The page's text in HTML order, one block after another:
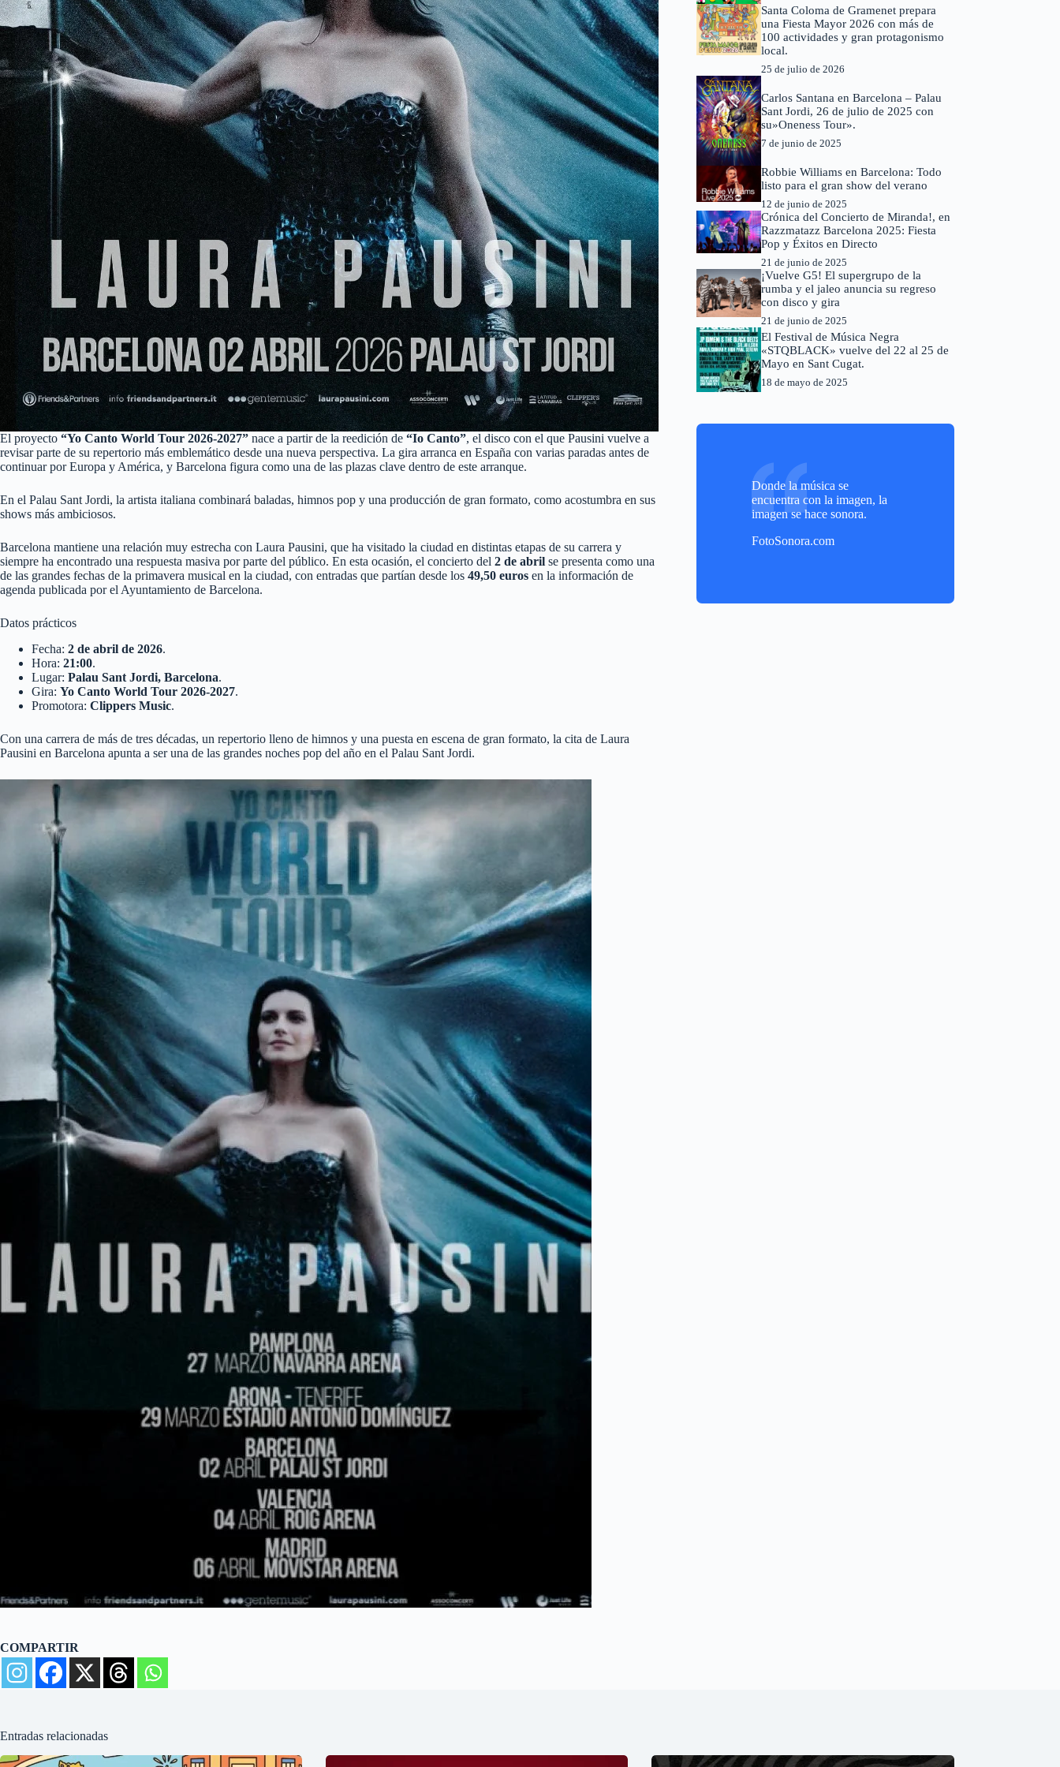
El proyecto “Yo Canto World Tour 2026-2027” nace a partir de la reedición de “Io Canto”, el disco con el que Pausini vuelve a
revisar parte de su repertorio más emblemático desde una nueva perspectiva. La gira arranca en España con varias paradas antes de
continuar por Europa y América, y Barcelona figura como una de las plazas clave dentro de este arranque.
En el Palau Sant Jordi, la artista italiana combinará baladas, himnos pop y una producción de gran formato, como acostumbra en sus
shows más ambiciosos.
Barcelona mantiene una relación muy estrecha con Laura Pausini, que ha visitado la ciudad en distintas etapas de su carrera y
siempre ha encontrado una respuesta masiva por parte del público. En esta ocasión, el concierto del 2 de abril se presenta como una
de las grandes fechas de la primavera musical en la ciudad, con entradas que partían desde los 49,50 euros en la información de
agenda publicada por el Ayuntamiento de Barcelona.
Datos prácticos
Fecha: 2 de abril de 2026.
Hora: 21:00.
Lugar: Palau Sant Jordi, Barcelona.
Gira: Yo Canto World Tour 2026-2027.
Promotora: Clippers Music.
Con una carrera de más de tres décadas, un repertorio lleno de himnos y una puesta en escena de gran formato, la cita de Laura
Pausini en Barcelona apunta a ser una de las grandes noches pop del año en el Palau Sant Jordi.
COMPARTIR
Santa Coloma de Gramenet prepara
una Fiesta Mayor 2026 con más de
100 actividades y gran protagonismo
local.
25 de julio de 2026
Carlos Santana en Barcelona – Palau
Sant Jordi, 26 de julio de 2025 con
su»Oneness Tour».
7 de junio de 2025
Robbie Williams en Barcelona: Todo
listo para el gran show del verano
12 de junio de 2025
Crónica del Concierto de Miranda!, en
Razzmatazz Barcelona 2025: Fiesta
Pop y Éxitos en Directo
21 de junio de 2025
¡Vuelve G5! El supergrupo de la
rumba y el jaleo anuncia su regreso
con disco y gira
21 de junio de 2025
El Festival de Música Negra
«STQBLACK» vuelve del 22 al 25 de
Mayo en Sant Cugat.
18 de mayo de 2025
Donde la música se
encuentra con la imagen, la
imagen se hace sonora.
FotoSonora.com
Entradas relacionadas